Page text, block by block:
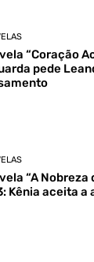
“Coração
pede
“A Nobreza
Kênia aceita